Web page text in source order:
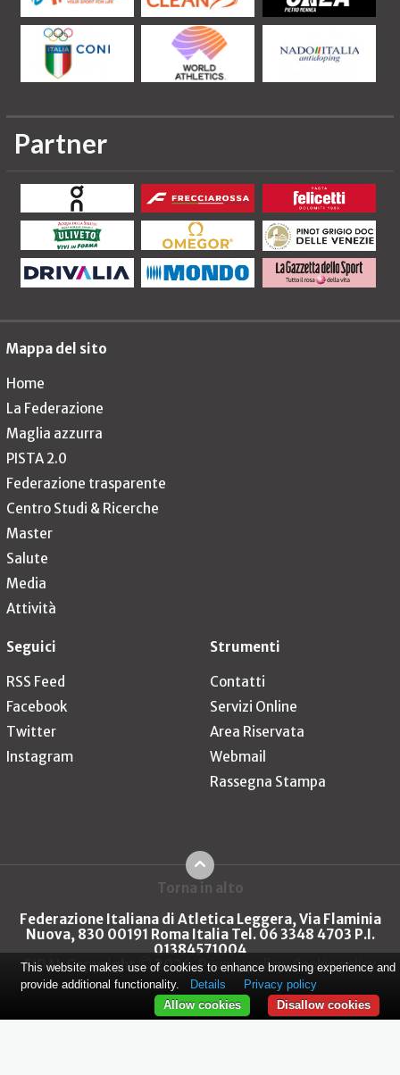
Partner
Mappa del sito
Home
La Federazione
Maglia azzurra
PISTA 2.0
Federazione trasparente
Centro Studi & Ricerche
Master
Salute
Media
Attività
Seguici
RSS Feed
Facebook
Twitter
Instagram
Strumenti
Contatti
Servizi Online
Area Riservata
Webmail
Rassegna Stampa
Torna in alto
Federazione Italiana di Atletica Leggera, Via Flaminia
Nuova, 830 00191 Roma Italia Tel. 06 3348 4703 P.I.
01384571004
FIDAL Copyright © 2026 Privacy policy Cookie policy
This website makes use of cookies to enhance browsing experience and
provide additional functionality.
Details
Privacy policy
Disallow cookies
Allow cookies